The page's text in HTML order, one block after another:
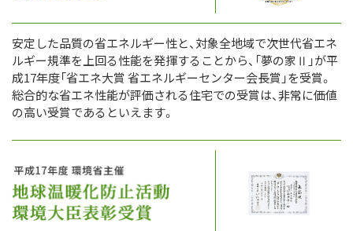
安定した品質の省エネルギー性と、対象全地域で次世代省エネ
ルギー規準を上回る性能を発揮することから、「夢の家Ⅱ」が平
成17年度「省エネ大賞 省エネルギーセンター会長賞」を受賞。
総合的な省エネ性能が評価される住宅での受賞は、非常に価値
の高い受賞であるといえます。